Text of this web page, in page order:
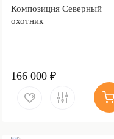
Композиция Северный
охотник
166 000 ₽